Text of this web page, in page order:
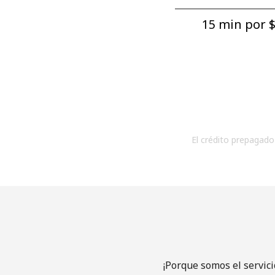
15 min por
El crédito
¡Porque somos el